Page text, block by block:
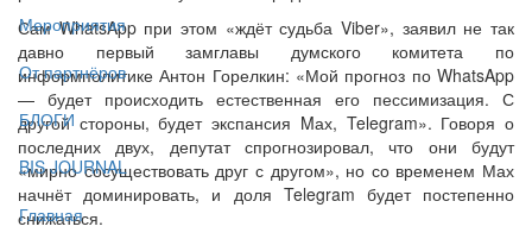
Мероприятия
От партнёров
БЛОГИ
BIS JOURNAL
Главная
Сам WhatsApp при этом «ждёт судьба Viber», заявил не так
давно первый замглавы думского комитета по
информполитике Антон Горелкин: «Мой прогноз по WhatsApp
— будет происходить естественная его пессимизация. С
другой стороны, будет экспансия Mах, Telegram». Говоря о
последних двух, депутат спрогнозировал, что они будут
«мирно сосуществовать друг с другом», но со временем Мах
начнёт доминировать, и доля Telegram будет постепенно
снижаться.